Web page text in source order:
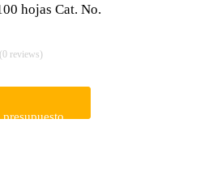
hojas Cat. No.
(0 reviews)